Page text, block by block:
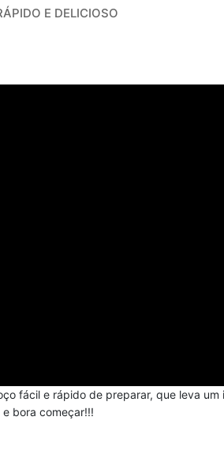
E DELICIOSO
fácil e rápido de preparar, que leva
bora começar!!!